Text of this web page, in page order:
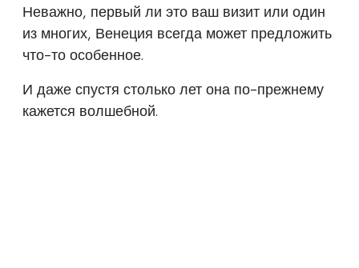
Неважно, первый ли это ваш визит или один
из многих, Венеция всегда может предложить
что-то особенное.
И даже спустя столько лет она по-прежнему
кажется волшебной.